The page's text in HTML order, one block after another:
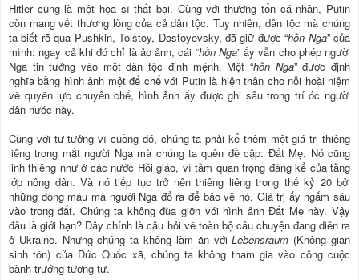
Hitler cũng là một họa sĩ thất bại. Cùng với thương tổn cá nhân, Putin
còn mang vết thương lòng của cả dân tộc. Tuy nhiên, dân tộc mà chúng
ta biết rõ qua Pushkin, Tolstoy, Dostoyevsky, đã giữ được “hồn Nga” của
mình: ngay cả khi đó chỉ là ảo ảnh, cái “hồn Nga” ấy vẫn cho phép người
Nga tin tưởng vào một dân tộc định mệnh. Một “hồn Nga” được định
nghĩa bằng hình ảnh một đế chế với Putin là hiện thân cho nỗi hoài niệm
về quyền lực chuyên chế, hình ảnh ấy được ghi sâu trong trí óc người
dân nước này.
Cùng với tư tưởng vĩ cuồng đó, chúng ta phải kể thêm một giá trị thiêng
liêng trong mắt người Nga mà chúng ta quên đề cập: Đất Mẹ. Nó cũng
linh thiêng như ở các nước Hồi giáo, vì tầm quan trọng đáng kể của tầng
lớp nông dân. Và nó tiếp tục trở nên thiêng liêng trong thế kỷ 20 bởi
những dòng máu mà người Nga đổ ra để bảo vệ nó. Giá trị ấy ngấm sâu
vào trong đất. Chúng ta không đùa giỡn với hình ảnh Đất Mẹ này. Vậy
đâu là giới hạn? Đây chính là câu hỏi về toàn bộ câu chuyện đang diễn ra
ở Ukraine. Nhưng chúng ta không làm ăn vớiLebensraum (Không gian
sinh tồn) của Đức Quốc xã, chúng ta không tham gia vào công cuộc
bành trướng tương tự.